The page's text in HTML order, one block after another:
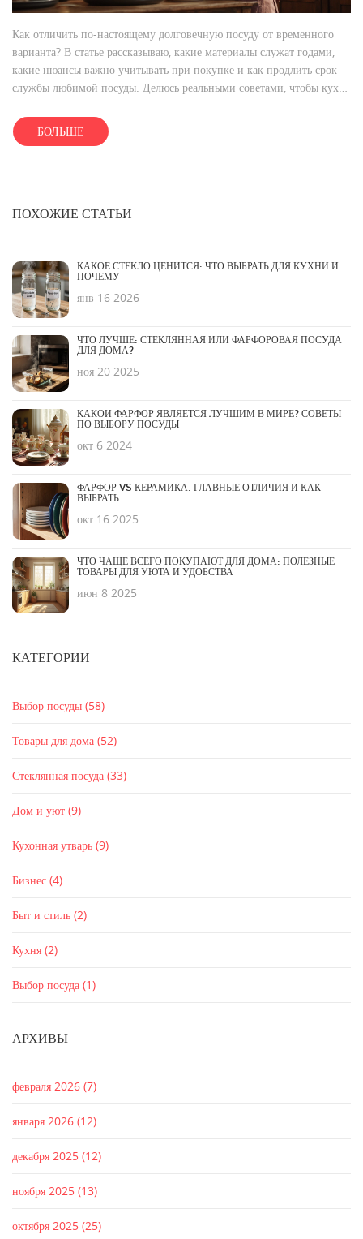
Как отличить по-настоящему долговечную посуду от временного
варианта? В статье рассказываю, какие материалы служат годами,
какие нюансы важно учитывать при покупке и как продлить срок
службы любимой посуды. Делюсь реальными советами, чтобы кухня
тренды и что говорят производители на 2025 год. Узнайте честно,
стоит ли переплачивать за модные бренды или лучше взять
БОЛЬШЕ
ПОХОЖИЕ СТАТЬИ
КАКОЕ СТЕКЛО ЦЕНИТСЯ: ЧТО ВЫБРАТЬ ДЛЯ КУХНИ И
ПОЧЕМУ
янв 16 2026
ЧТО ЛУЧШЕ: СТЕКЛЯННАЯ ИЛИ ФАРФОРОВАЯ ПОСУДА
ДЛЯ ДОМА?
ноя 20 2025
КАКОЙ ФАРФОР ЯВЛЯЕТСЯ ЛУЧШИМ В МИРЕ? СОВЕТЫ
ПО ВЫБОРУ ПОСУДЫ
окт 6 2024
ФАРФОР VS КЕРАМИКА: ГЛАВНЫЕ ОТЛИЧИЯ И КАК
ВЫБРАТЬ
окт 16 2025
ЧТО ЧАЩЕ ВСЕГО ПОКУПАЮТ ДЛЯ ДОМА: ПОЛЕЗНЫЕ
ТОВАРЫ ДЛЯ УЮТА И УДОБСТВА
июн 8 2025
КАТЕГОРИИ
Выбор посуды (58)
Товары для дома (52)
Стеклянная посуда (33)
Дом и уют (9)
Кухонная утварь (9)
Бизнес (4)
Быт и стиль (2)
Кухня (2)
Выбор посуда (1)
АРХИВЫ
февраля 2026 (7)
января 2026 (12)
декабря 2025 (12)
ноября 2025 (13)
октября 2025 (25)